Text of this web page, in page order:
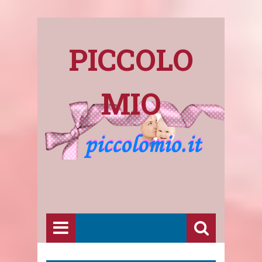
PICCOLO
MIO